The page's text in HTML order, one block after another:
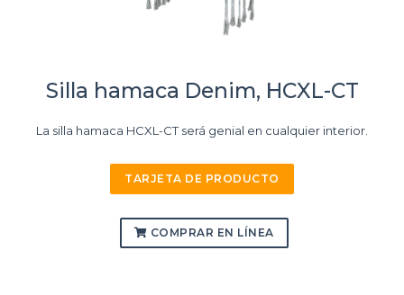
Silla hamaca Denim, HCXL-CT
La silla hamaca HCXL-CT será genial en cualquier interior.
TARJETA DE PRODUCTO
COMPRAR EN LÍNEA